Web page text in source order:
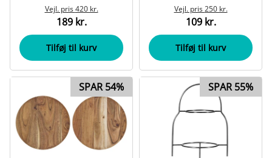
Vejl. pris420 kr.
189 kr.
Tilføj til kurv
Vejl. pris250 kr.
109 kr.
Tilføj til kurv
SPAR 54% SPAR 55%